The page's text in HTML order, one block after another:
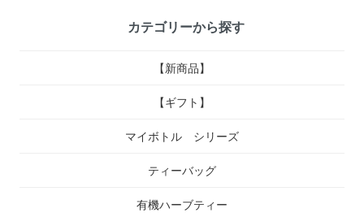
カテゴリーから探す
【新商品】
【ギフト】
マイボトル シリーズ
ティーバッグ
有機ハーブティー